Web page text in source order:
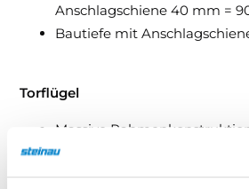
Anschlagschiene 40 mm =
Bautiefe mit
Torflügel
Massive
Nachweis, elektrisch
außen aufgeklebt,